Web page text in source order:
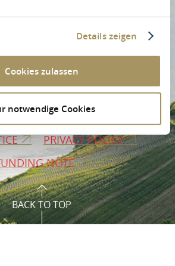
Details zeigen
Cookies zulassen
notwendige Cookies
PRESS AREA
AND CONDITIONS
PRIVACY POLICY
NOTE
BACK TO TOP